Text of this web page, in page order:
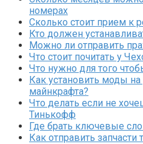
номерах
Сколько стоит прием к
Кто должен
Можно ли отправить
Что стоит почитать у
Что нужно для того
Как установить моды
майнкрафта?
Что делать если не
Тинькофф
Где брать ключевые
Как отправить